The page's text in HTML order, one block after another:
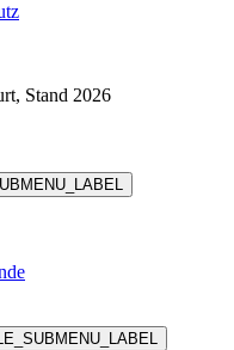
Stand 2026